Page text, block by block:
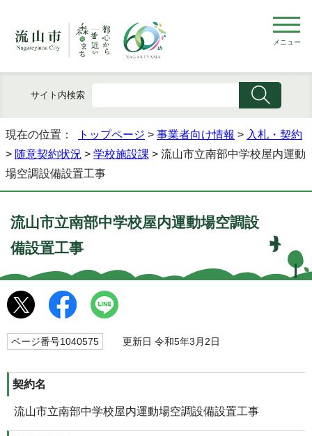
メニュー
サイト内検索
現在の位置： トップページ > 事業者向け情報 > 入札・契約
> 随意契約状況 > 学校施設課 > 流山市立南部中学校屋内運動
場空調設備設置工事
流山市立南部中学校屋内運動場空調設
備設置工事
ページ番号1040575 更新日 令和5年3月2日
契約名
流山市立南部中学校屋内運動場空調設備設置工事